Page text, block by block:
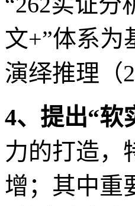
文+”体系为
演绎推理（
4、提出“软
力的打造，
增；其中重